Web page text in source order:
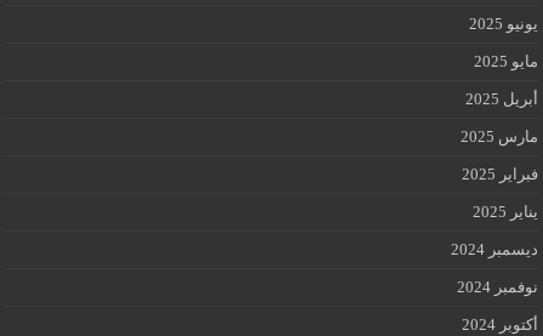
يونيو 2025
مايو 2025
أبريل 2025
مارس 2025
فبراير 2025
يناير 2025
ديسمبر 2024
نوفمبر 2024
أكتوبر 2024